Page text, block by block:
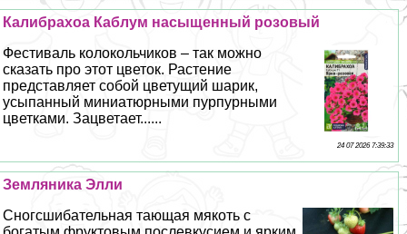
Калибрахоа Каблум насыщенный розовый
Фестиваль колокольчиков – так можно
сказать про этот цветок. Растение
представляет собой цветущий шарик,
усыпанный миниатюрными пурпурными
цветками. Зацветает......
24 07 2026 7:39:33
Земляника Элли
Сногсшибательная тающая мякоть с